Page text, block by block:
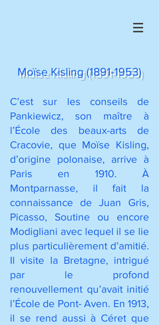
Moïse Kisling(1891-1953)
C’est sur les conseils de
Pankiewicz, son maître à
l’École des beaux-arts de
Cracovie, que Moïse Kisling,
d’origine polonaise, arrive à
Paris en 1910. À
Montparnasse, il fait la
connaissance de Juan Gris,
Picasso, Soutine ou encore
Modigliani avec lequel il se lie
plus particulièrement d’amitié.
Il visite la Bretagne, intrigué
par le profond
renouvellement qu’avait initié
l’École de Pont- Aven. En 1913,
il se rend aussi à Céret que